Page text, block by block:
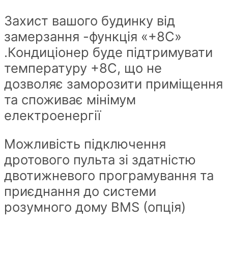
Захист вашого будинку від
замерзання -функція «+8С»
.Кондиціонер буде підтримувати
температуру +8С, що не
дозволяє заморозити приміщення
та споживає мінімум
електроенергії
Можливість підключення
дротового пульта зі здатністю
двотижневого програмування та
приєднання до системи
розумного дому BMS (опція)